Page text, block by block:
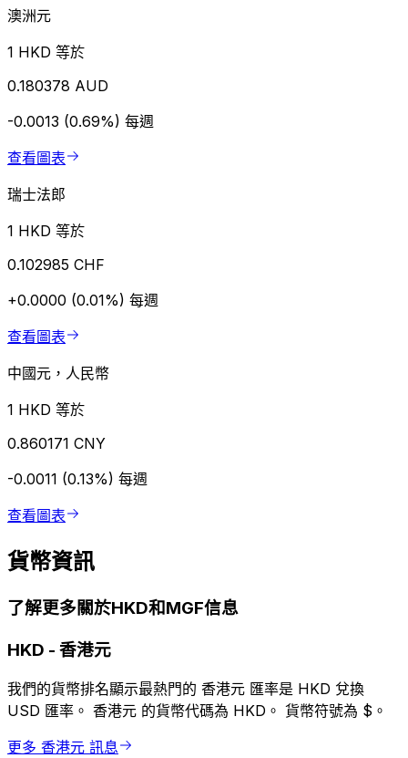
澳洲元
1 HKD 等於
0.180378 AUD
-0.0013 (0.69%) 每週
查看圖表
瑞士法郎
1 HKD 等於
0.102985 CHF
+0.0000 (0.01%) 每週
查看圖表
中國元，人民幣
1 HKD 等於
0.860171 CNY
-0.0011 (0.13%) 每週
查看圖表
貨幣資訊
了解更多關於HKD和MGF信息
HKD - 香港元
我們的貨幣排名顯示最熱門的 香港元 匯率是 HKD 兌換
USD 匯率。 香港元 的貨幣代碼為 HKD。 貨幣符號為 $。
更多 香港元 訊息